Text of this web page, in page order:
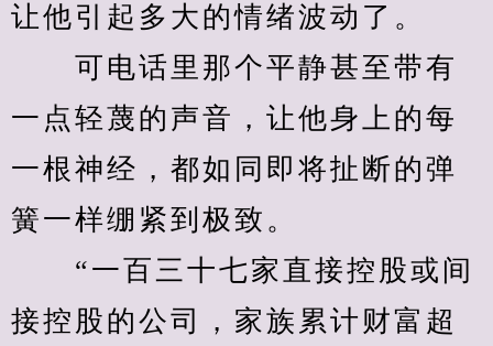
让他引起多大的情绪波动了。
可电话里那个平静甚至带有
一点轻蔑的声音，让他身上的每
一根神经，都如同即将扯断的弹
簧一样绷紧到极致。
“一百三十七家直接控股或间
接控股的公司，家族累计财富超